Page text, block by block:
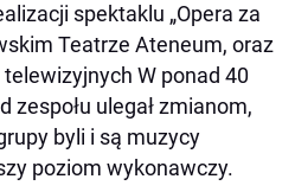
spektaklu „Opera za
Teatrze Ateneum, oraz
W ponad 40
zespołu ulegał zmianom,
byli i są muzycy
poziom wykonawczy.